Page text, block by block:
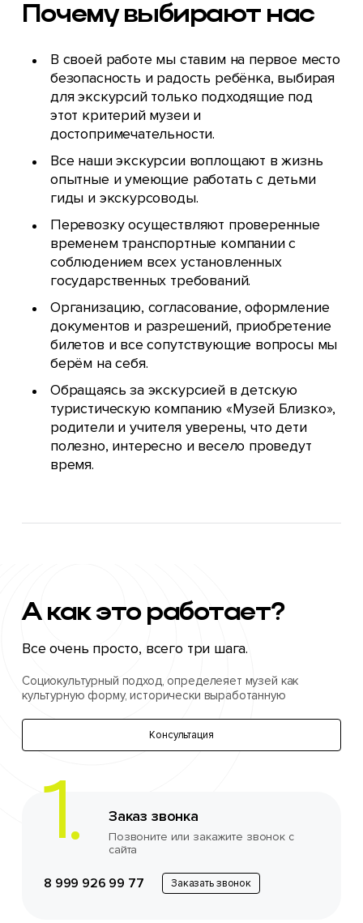
Почему выбирают нас
В своей работе мы ставим на первое место
безопасность и радость ребёнка, выбирая
для экскурсий только подходящие под
этот критерий музеи и
достопримечательности.
Все наши экскурсии воплощают в жизнь
опытные и умеющие работать с детьми
гиды и экскурсоводы.
Перевозку осуществляют проверенные
временем транспортные компании с
соблюдением всех установленных
государственных требований.
Организацию, согласование, оформление
документов и разрешений, приобретение
билетов и все сопутствующие вопросы мы
берём на себя.
Обращаясь за экскурсией в детскую
туристическую компанию «Музей Близко»,
родители и учителя уверены, что дети
полезно, интересно и весело проведут
время.
А какэто работает?
Все очень просто, всего три шага.
Социокультурный подход, определеяет музей как
культурную форму, исторически выработанную
Консультация
Заказ звонка
Позвоните или закажите звонок с
сайта
8 999 926 99 77 Заказать звонок